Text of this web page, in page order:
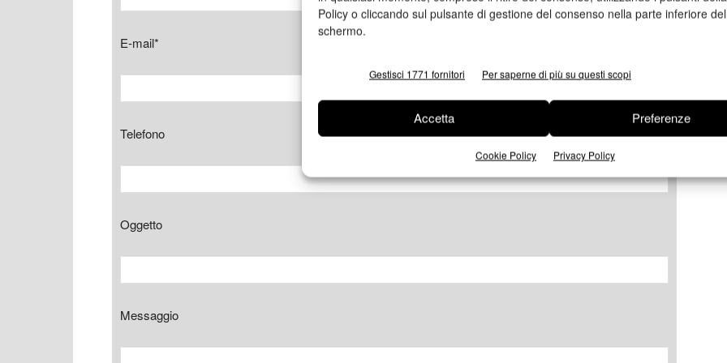
Policy o cliccando sul pulsante di gestione del consenso nella parte inferiore
schermo.
Gestisci 1771 fornitori Per saperne di più su questi scopi
Accetta Preferenze
Cookie Policy Privacy Policy
E-mail*
Telefono
Oggetto
Messaggio